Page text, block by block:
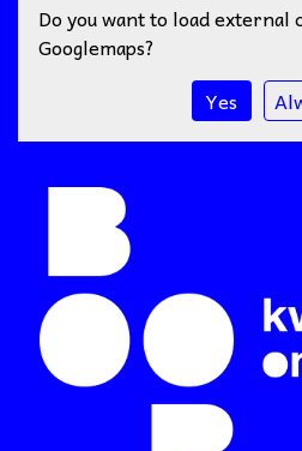
Do you want to load external
Googlemaps?
Yes